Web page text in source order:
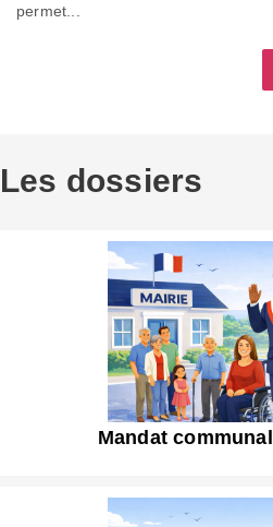
permet...
Les dossiers
Mandat